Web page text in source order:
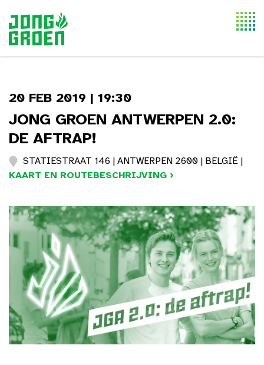
20 FEB 2019 | 19:30
JONG GROEN ANTWERPEN 2.0:
DE AFTRAP!
STATIESTRAAT 146 | ANTWERPEN 2600 | BELGIË |
KAART EN ROUTEBESCHRIJVING ›